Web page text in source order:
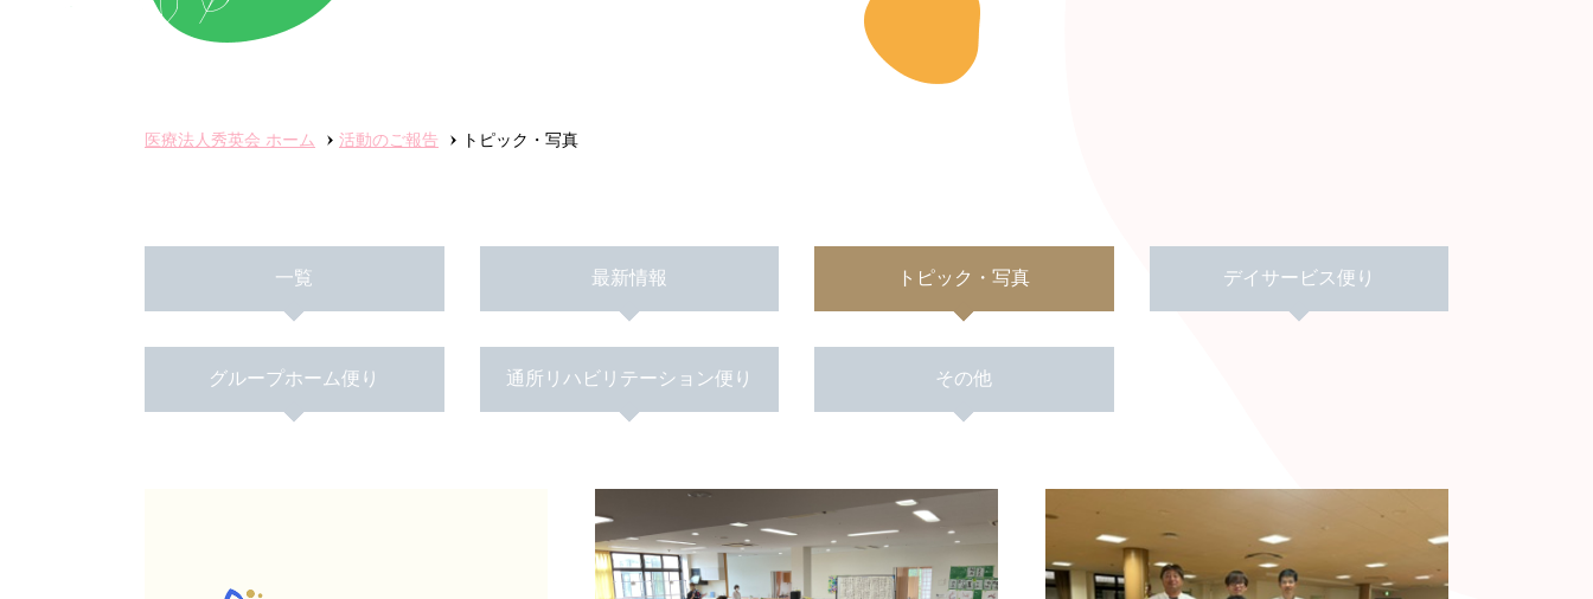
医療法人秀英会 ホーム 活動のご報告 トピック・写真
一覧 最新情報 トピック・写真 デイサービス便り
グループホーム便り 通所リハビリテーション便り その他